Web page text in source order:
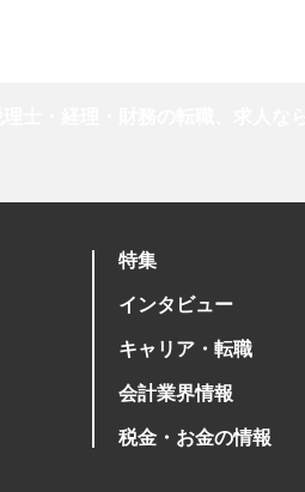
特集
インタビュー
キャリア・転職
会計業界情報
税金・お金の情報